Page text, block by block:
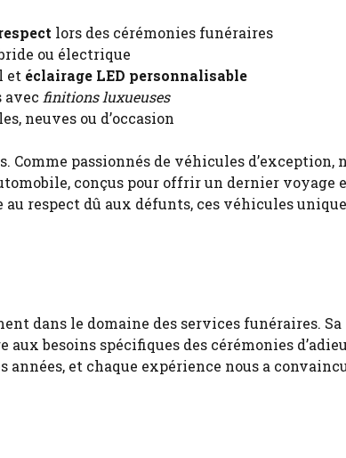
lors des cérémonies funéraires
ou électrique
et éclairage LED personnalisable
avec finitions luxueuses
neuves ou d’occasion
. Comme passionnés de véhicules d’exception,
conçus pour offrir un dernier voyage
respect dû aux défunts, ces véhicules
dans le domaine des services funéraires. Sa
besoins spécifiques des cérémonies
années, et chaque expérience nous a